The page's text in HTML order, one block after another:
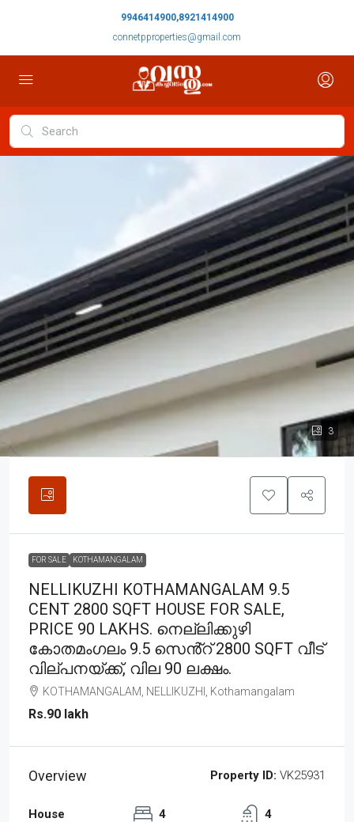
9946414900,8921414900
connetpproperties@gmail.com
3
FOR SALE KOTHAMANGALAM
NELLIKUZHI KOTHAMANGALAM 9.5
CENT 2800 SQFT HOUSE FOR SALE,
PRICE 90 LAKHS. നെല്ലിക്കുഴി
കോതമംഗലം 9.5 സെൻ്റ് 2800 SQFT വീട്
വില്പനയ്ക്ക്, വില 90 ലക്ഷം.
KOTHAMANGALAM, NELLIKUZHI, Kothamangalam
Rs.90 lakh
Overview Property ID: VK25931
House
4
4